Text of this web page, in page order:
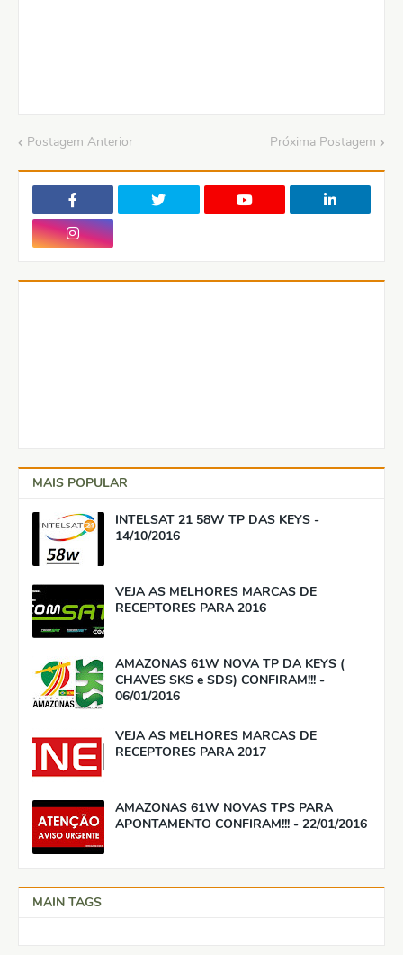
Postagem Anterior Próxima Postagem
MAIS POPULAR
INTELSAT 21 58W TP DAS KEYS -
14/10/2016
VEJA AS MELHORES MARCAS DE
RECEPTORES PARA 2016
AMAZONAS 61W NOVA TP DA KEYS (
CHAVES SKS e SDS) CONFIRAM!!! -
06/01/2016
VEJA AS MELHORES MARCAS DE
RECEPTORES PARA 2017
AMAZONAS 61W NOVAS TPS PARA
APONTAMENTO CONFIRAM!!! - 22/01/2016
MAIN TAGS